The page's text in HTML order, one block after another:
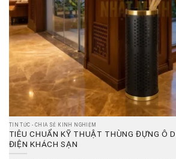
TIN TỨC - CHIA SẺ KINH NGHIỆM
TIÊU CHUẨN KỸ THUẬT THÙNG ĐỰNG Ô
ĐIỆN KHÁCH SẠN